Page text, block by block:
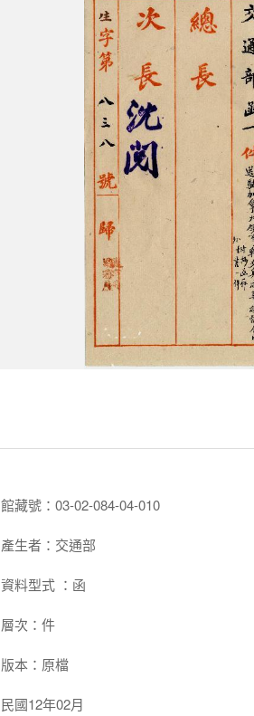
館藏號：03-02-084-04-010
產生者：交通部
資料型式 ：函
層次：件
版本：原檔
民國12年02月